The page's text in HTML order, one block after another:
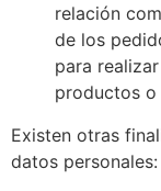
relación
de los
para
productos
Existen otras
datos personales: